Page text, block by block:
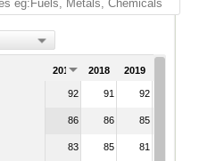
2017 2018 2019
92 91 92
86 86 85
83 85 81